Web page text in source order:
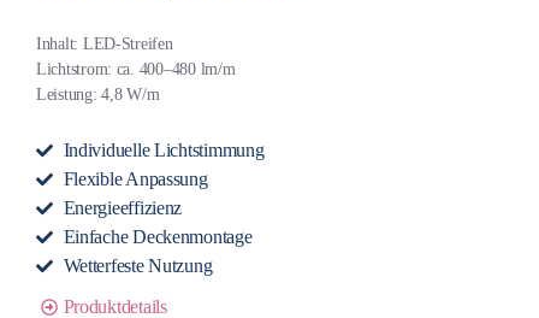
Inhalt: LED-Streifen
Lichtstrom: ca. 400–480 lm/m
Leistung: 4,8 W/m
Individuelle Lichtstimmung
Flexible Anpassung
Energieeffizienz
Einfache Deckenmontage
Wetterfeste Nutzung
Produktdetails